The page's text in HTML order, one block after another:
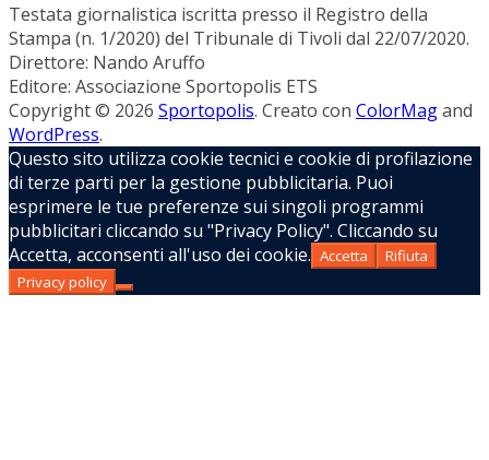
Testata giornalistica iscritta presso il Registro della
Stampa (n. 1/2020) del Tribunale di Tivoli dal 22/07/2020.
Direttore: Nando Aruffo
Editore: Associazione Sportopolis ETS
Copyright © 2026 Sportopolis. Creato con ColorMagand
WordPress.
Questo sito utilizza cookie tecnici e cookie di profilazione
di terze parti per la gestione pubblicitaria. Puoi
esprimere le tue preferenze sui singoli programmi
pubblicitari cliccando su "Privacy Policy". Cliccando su
Accetta, acconsenti all'uso dei cookie. Accetta
Rifiuta
Privacy policy